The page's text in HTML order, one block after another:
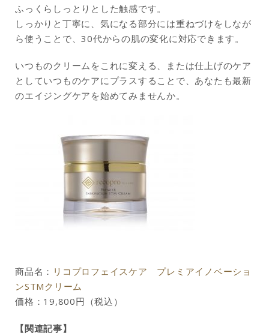
ふっくらしっとりとした触感です。
しっかりと丁寧に、気になる部分には重ねづけをしなが
ら使うことで、30代からの肌の変化に対応できます。
いつものクリームをこれに変える、または仕上げのケア
としていつものケアにプラスすることで、あなたも最新
のエイジングケアを始めてみませんか。
商品名： リコプロフェイスケア プレミアイノベーショ
ンSTMクリーム
価格：19,800円（税込）
【関連記事】